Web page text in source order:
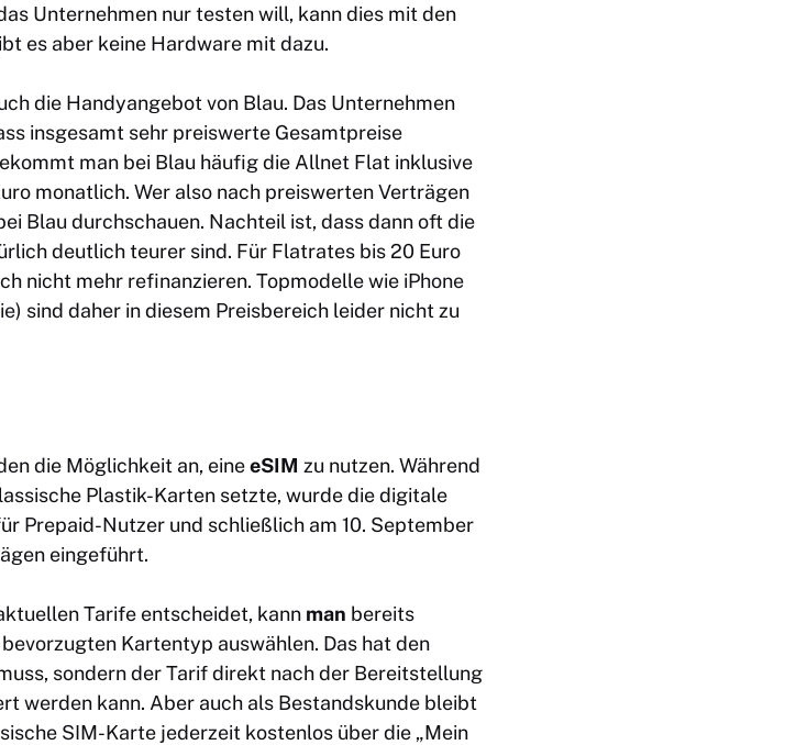
Unternehmen nur testen will, kann dies mit den
es aber keine Hardware mit dazu.
die Handyangebot von Blau. Das Unternehmen
insgesamt sehr preiswerte Gesamtpreise
man bei Blau häufig die Allnet Flat inklusive
monatlich. Wer also nach preiswerten Verträgen
Blau durchschauen. Nachteil ist, dass dann oft die
deutlich teurer sind. Für Flatrates bis 20 Euro
nicht mehr refinanzieren. Topmodelle wie iPhone
) sind daher in diesem Preisbereich leider nicht zu
die Möglichkeit an, eineeSIM zu nutzen. Während
Plastik-Karten setzte, wurde die digitale
Prepaid-Nutzer und schließlich am 10. September
eingeführt.
Tarife entscheidet, kann man bereits
Kartentyp auswählen. Das hat den
sondern der Tarif direkt nach der Bereitstellung
werden kann. Aber auch als Bestandskunde bleibt
SIM-Karte jederzeit kostenlos über die „Mein